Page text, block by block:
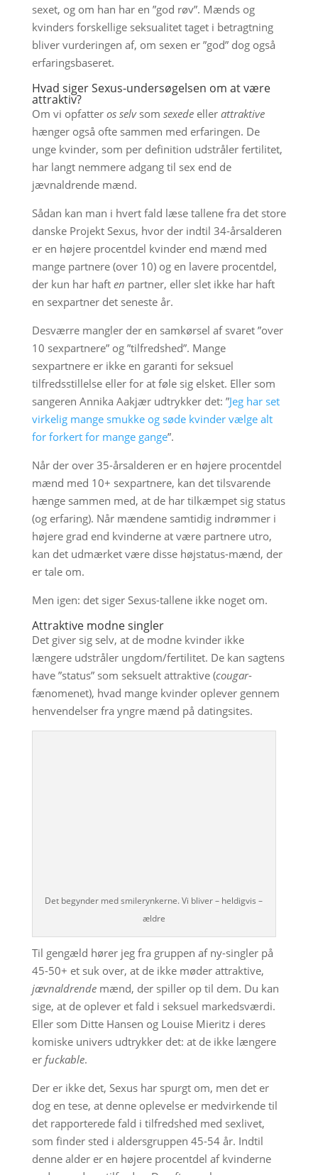
sexet, og om han har en ”god røv”. Mænds og
kvinders forskellige seksualitet taget i betragtning
bliver vurderingen af, om sexen er ”god” dog også
erfaringsbaseret.
Hvad siger Sexus-undersøgelsen om at være
attraktiv?
Om vi opfatter os selvsom sexedeeller attraktive
hænger også ofte sammen med erfaringen. De
unge kvinder, som per definition udstråler fertilitet,
har langt nemmere adgang til sex end de
jævnaldrende mænd.
Sådan kan man i hvert fald læse tallene fra det store
danske Projekt Sexus, hvor der indtil 34-årsalderen
er en højere procentdel kvinder end mænd med
mange partnere (over 10) og en lavere procentdel,
der kun har haft en partner, eller slet ikke har haft
en sexpartner det seneste år.
Desværre mangler der en samkørsel af svaret ”over
10 sexpartnere” og ”tilfredshed”. Mange
sexpartnere er ikke en garanti for seksuel
tilfredsstillelse eller for at føle sig elsket. Eller som
sangeren Annika Aakjær udtrykker det: ”Jeg har set
virkelig mange smukke og søde kvinder vælge alt
for forkert for mange gange”.
Når der over 35-årsalderen er en højere procentdel
mænd med 10+ sexpartnere, kan det tilsvarende
hænge sammen med, at de har tilkæmpet sig status
(og erfaring). Når mændene samtidig indrømmer i
højere grad end kvinderne at være partnere utro,
kan det udmærket være disse højstatus-mænd, der
er tale om.
Men igen: det siger Sexus-tallene ikke noget om.
Attraktive modne singler
Det giver sig selv, at de modne kvinder ikke
længere udstråler ungdom/fertilitet. De kan sagtens
have ”status” som seksuelt attraktive (cougar-
fænomenet), hvad mange kvinder oplever gennem
henvendelser fra yngre mænd på datingsites.
Det begynder med smilerynkerne. Vi bliver – heldigvis –
ældre
Til gengæld hører jeg fra gruppen af ny-singler på
45-50+ et suk over, at de ikke møder attraktive,
jævnaldrendemænd, der spiller op til dem. Du kan
sige, at de oplever et fald i seksuel markedsværdi.
Eller som Ditte Hansen og Louise Mieritz i deres
komiske univers udtrykker det: at de ikke længere
er fuckable.
Der er ikke det, Sexus har spurgt om, men det er
dog en tese, at denne oplevelse er medvirkende til
det rapporterede fald i tilfredshed med sexlivet,
som finder sted i aldersgruppen 45-54 år. Indtil
denne alder er en højere procentdel af kvinderne